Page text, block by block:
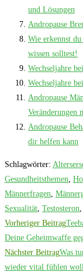
und Lösungen
Andropause
Wie erkennst
wissen solltest!
Wechseljahre
Wechseljahre
Andropause
Veränderungen
Andropause
dir helfen kann
Schlagwörter:
Gesundheitsthemen
Männerfragen
Sexualität Testosteron
Weitere
Artikel
ansehen
Vorheriger Beitrag
Deine Geheimwaffe
Nächster BeitragWas
wieder vital fühlen